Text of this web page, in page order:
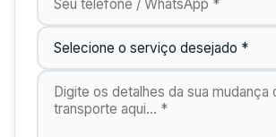
Tipo de Serviço
Digite os detalhes do seu orçamento